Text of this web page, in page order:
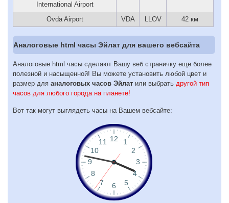
International Airport
Ovda Airport VDA LLOV 42 км
Аналоговые html часы Эйлат для вашего вебсайта
Аналоговые html часы сделают Вашу веб страничку еще более
полезной и насыщенной! Вы можете установить любой цвет и
размер для аналоговых часов Эйлат или выбрать другой тип
часов для любого города на планете!
Вот так могут выглядеть часы на Вашем вебсайте: